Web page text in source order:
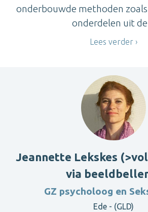
onderbouwde methoden zoals
onderdelen uit de
Lees verder
Jeannette Lekskes
via
GZ psycholoog en
Ede - (GLD)